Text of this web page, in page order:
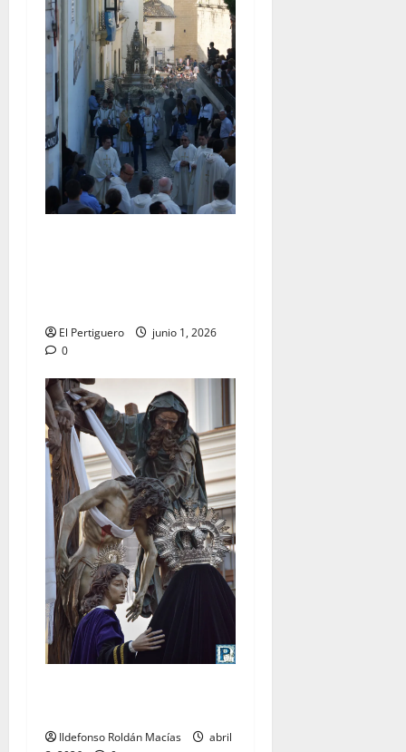
El Pertiguero
junio 1, 2026
0
Ildefonso Roldán Macías
abril